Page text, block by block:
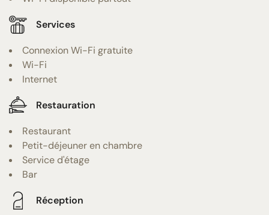
Services
Connexion Wi-Fi gratuite
Wi-Fi
Internet
Restauration
Restaurant
Petit-déjeuner en chambre
Service d'étage
Bar
Réception